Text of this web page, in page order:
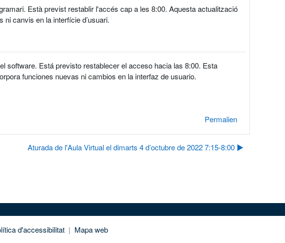
Està previst restablir l'accés cap a les 8:00. Aquesta actualització
canvis en la interfície d’usuari.
software. Está previsto restablecer el acceso hacia las 8:00. Esta
funciones nuevas ni cambios en la interfaz de usuario.
Permalien
Aturada de l'Aula Virtual el dimarts 4 d’octubre de 2022 7:15-8:00 ▶︎
d'accessibilitat | Mapa web